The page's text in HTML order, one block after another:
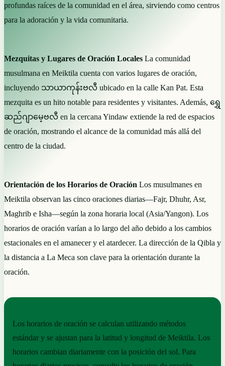
profundas raíces de la comunidad en el área, sirviendo como centros
para la adoración y la vida comunitaria.
Mezquitas y Lugares de Oración Locales La comunidad
musulmana en Meiktila cuenta con varios lugares de oración,
incluyendo သာယာကုန်းဗလီ ubicado en la calle Kan Pat. Esta
mezquita es un hito notable para residentes y visitantes. Además, ရွှေ
ဆည်ဂျာမေ့ဗလီ en la cercana Yindaw extiende la red de espacios
de oración, mostrando el alcance de la comunidad más allá del
centro de la ciudad.
Orientación de los Horarios de Oración Los musulmanes en
Meiktila observan las cinco oraciones diarias—Fajr, Dhuhr, Asr,
Maghrib e Isha—según la zona horaria local (Asia/Yangon). Los
horarios de oración varían a lo largo del año debido a los cambios
estacionales en el amanecer y el atardecer. La dirección de la Qibla y
la distancia a La Meca son clave para la orientación durante la
oración.
Los horarios de oración se calculan utilizando métodos
estándar y se ajustan para la latitud y longitud de Meiktila. Los
horarios cambian diariamente con la posición del sol. Para